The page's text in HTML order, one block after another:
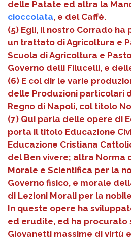
delle Patate ed altra la
cioccolata, e del Caffè.
(5) Egli, il nostro Corrado
un trattato di Agricoltura e
Scuola di Agricoltura e
Governo delli Filucelli, e
(6) E col dir le varie
delle Produzioni particolari
Regno di Napoli, col titolo
(7) Qui parla delle opere di
porta il titolo Educazione
Educazione Cristiana
del Ben vivere; altra Norma
Morale e Scientifica per la
Governo fisico, e morale
di Lezioni Morali per la
In queste opere ha
ed erudite, ed ha procurato
Giovanetti massime di virtù